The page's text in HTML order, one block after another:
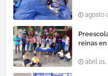
agosto
reinas
abril 01,